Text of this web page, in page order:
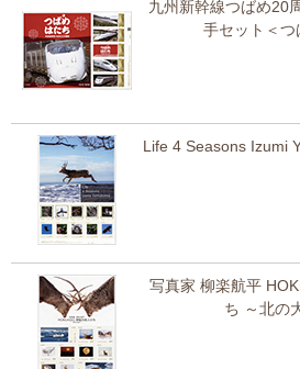
九州新幹線つばめ20
手セット＜つ
Life 4 Seasons Izumi
写真家 柳楽航平
ち ～北の